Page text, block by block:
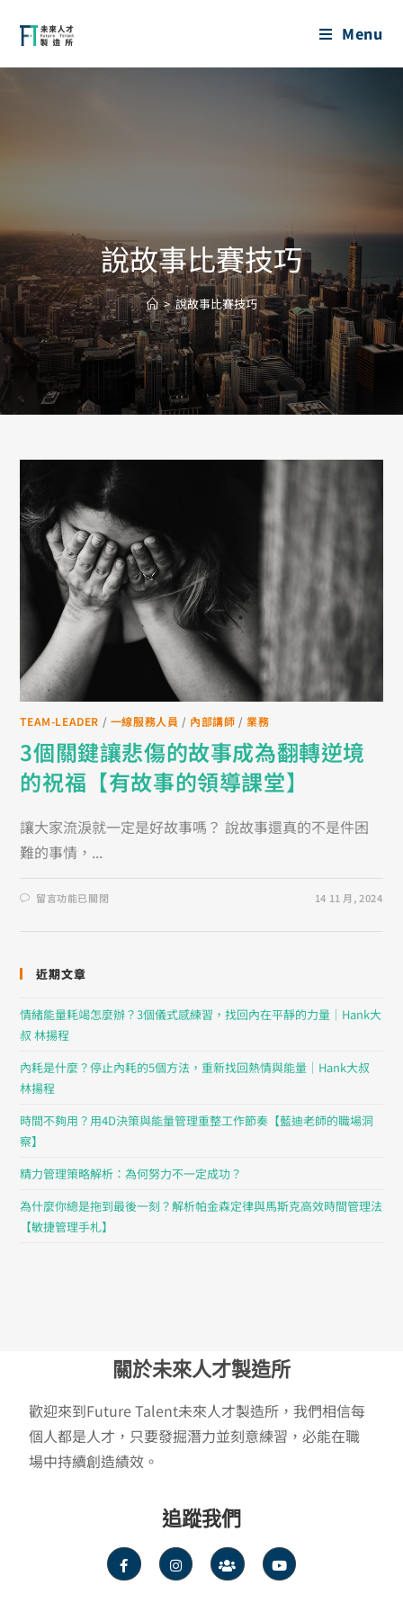
Menu
說故事比賽技巧
> 說故事比賽技巧
TEAM-LEADER / 一線服務人員 / 內部講師 /業務
3個關鍵讓悲傷的故事成為翻轉逆境
的祝福【有故事的領導課堂】
讓大家流淚就一定是好故事嗎？ 說故事還真的不是件困
難的事情，...
留言功能已關閉 14 11 月, 2024
近期文章
情緒能量耗竭怎麼辦？3個儀式感練習，找回內在平靜的力量｜Hank大
叔 林揚程
內耗是什麼？停止內耗的5個方法，重新找回熱情與能量｜Hank大叔
林揚程
時間不夠用？用4D決策與能量管理重整工作節奏【藍迪老師的職場洞
察】
精力管理策略解析：為何努力不一定成功？
為什麼你總是拖到最後一刻？解析帕金森定律與馬斯克高效時間管理法
【敏捷管理手札】
關於未來人才製造所
歡迎來到Future Talent未來人才製造所，我們相信每
個人都是人才，只要發掘潛力並刻意練習，必能在職
場中持續創造績效。
追蹤我們